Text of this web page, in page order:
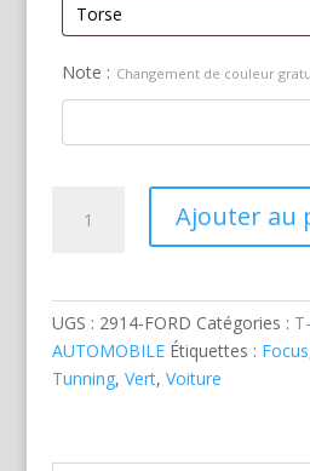
Note : Changement de couleur
Ajouter au
UGS : 2914-FORD Catégories :
AUTOMOBILE Étiquettes : Focus
Tunning, Vert, Voiture